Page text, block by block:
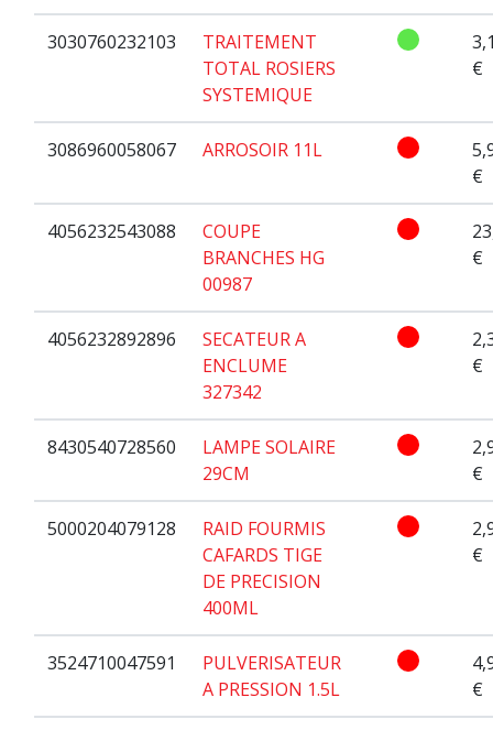
3030760232103
TRAITEMENT
TOTAL ROSIERS
SYSTEMIQUE
€
3086960058067 ARROSOIR 11L
€
4056232543088
COUPE
BRANCHES HG
00987
€
4056232892896
SECATEUR A
ENCLUME
327342
€
8430540728560
LAMPE SOLAIRE
29CM
€
5000204079128
RAID FOURMIS
CAFARDS TIGE
DE PRECISION
400ML
€
3524710047591
PULVERISATEUR
A PRESSION 1.5L
€